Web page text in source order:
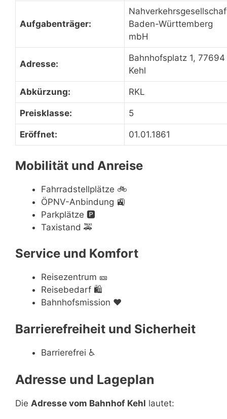
Aufgabenträger:
Baden-Württemberg
mbH
Adresse:
Bahnhofsplatz 1, 77694
Kehl
Abkürzung: RKL
Preisklasse: 5
Eröffnet: 01.01.1861
Mobilität und Anreise
Fahrradstellplätze 🚲
ÖPNV-Anbindung 🚉
Parkplätze 🅿️
Taxistand 🚕
Service und Komfort
Reisezentrum 🎫
Reisebedarf 🛍
Bahnhofsmission ❤️
Barrierefreiheit und Sicherheit
Barrierefrei ♿
Adresse und Lageplan
Die Adresse vom Bahnhof Kehl lautet: